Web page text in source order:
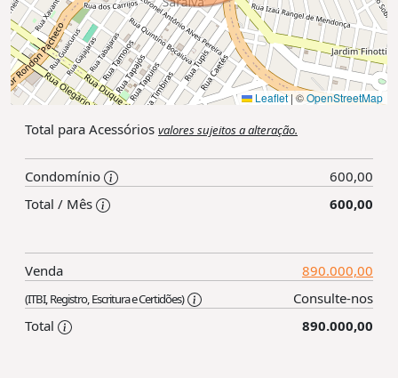
Leaflet |©OpenStreetMap
Total para Acessórios valores sujeitos a alteração.
Condomínio
600,00
Total / Mês
600,00
Venda 890.000,00
(ITBI, Registro, Escritura e Certidões)
Consulte-nos
Total
890.000,00